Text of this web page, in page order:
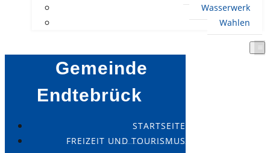
Wasserwerk
Wahlen
Gemeinde
Endtebrück
STARTSEITE
FREIZEIT UND TOURISMUS